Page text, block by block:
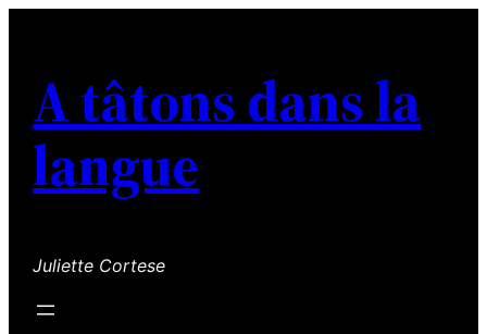
contenu
A tâtons dans la
langue
Juliette Cortese